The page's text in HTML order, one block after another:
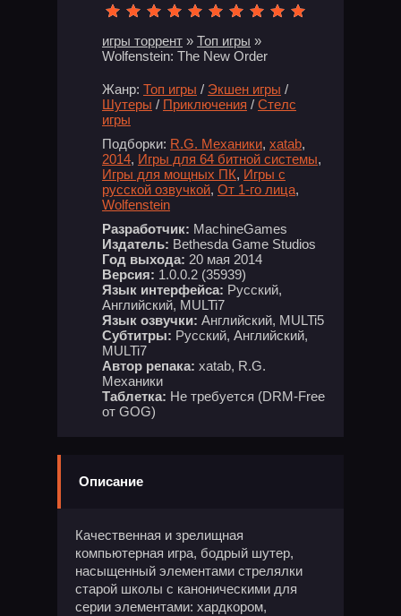
игры торрент » Топ игры »
Wolfenstein: The New Order
Жанр: Топ игры / Экшен игры /
Шутеры / Приключения / Стелс
игры
Подборки: R.G. Механики, xatab,
2014, Игры для 64 битной системы,
Игры для мощных ПК, Игры с
русской озвучкой, От 1-го лица,
Wolfenstein
Разработчик: MachineGames
Издатель: Bethesda Game Studios
Год выхода: 20 мая 2014
Версия: 1.0.0.2 (35939)
Язык интерфейса: Русский,
Английский, MULTi7
Язык озвучки: Английский, MULTi5
Субтитры: Русский, Английский,
MULTi7
Автор репака: xatab, R.G.
Механики
Таблетка: Не требуется (DRM-Free
от GOG)
Описание
Качественная и зрелищная
компьютерная игра, бодрый шутер,
насыщенный элементами стрелялки
старой школы с каноническими для
серии элементами: хардкором,